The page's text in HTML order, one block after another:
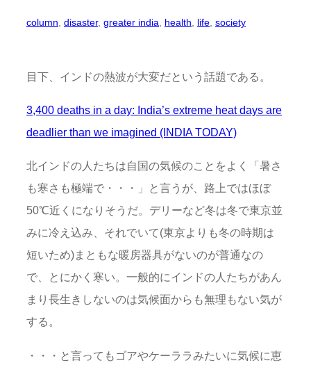
column disaster, greater india health life society
目下、インドの熱波が大変だという話題である。
3,400 deaths in a day: India’s extreme heat days are
deadlier than we imagined (INDIA TODAY)
北インドの人たちは自国の気候のことをよく「暑さ
も寒さも極端で・・・」と言うが、路上ではほぼ
50℃近くになりそうだ。デリーなど冬は冬で東京並
みに冷え込み、それでいて(東京よりも冬の時期は
短いため)まともな暖房器具がないのが普通なの
で、とにかく寒い。一般的にインドの人たちがあん
まり長生きしないのは気候面からも無理もない気が
する。
・・・と言ってもゴアやケーララみたいに気候に恵